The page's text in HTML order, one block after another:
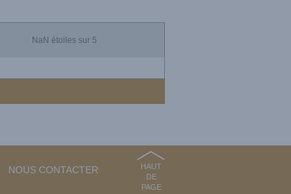
NaN étoiles sur 5
NOUS CONTACTER
HAUT
DE
PAGE